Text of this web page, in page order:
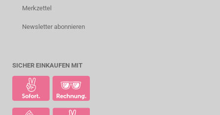
Merkzettel
Newsletter abonnieren
SICHER EINKAUFEN MIT